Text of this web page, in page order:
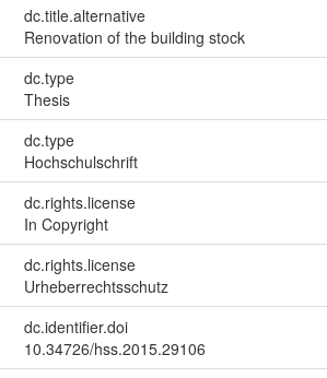
dc.title.alternative
Renovation of the building stock
dc.type
Thesis
dc.type
Hochschulschrift
dc.rights.license
In Copyright
dc.rights.license
Urheberrechtsschutz
dc.identifier.doi
10.34726/hss.2015.29106